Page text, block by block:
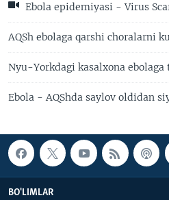
Ebola epidemiyasi - Virus
AQSh ebolaga qarshi choralarni
Nyu-Yorkdagi kasalxona ebolaga
Ebola - AQShda saylov oldidan
BO'LIMLAR